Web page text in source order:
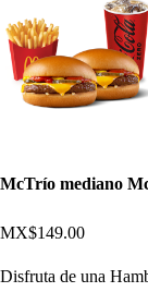
McTrío mediano
MX$149.00
Disfruta de una